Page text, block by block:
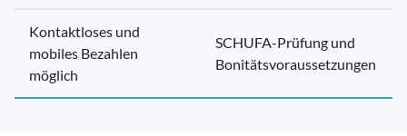
Kontaktloses und
mobiles Bezahlen
möglich
SCHUFA-Prüfung und
Bonitätsvoraussetzungen